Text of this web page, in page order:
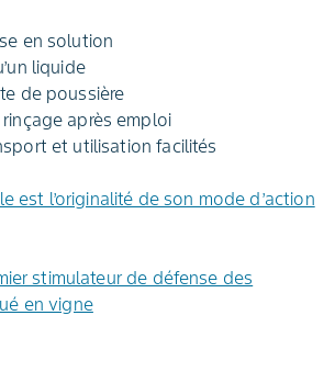
en solution
liquide
de poussière
après emploi
et utilisation facilités
est l’originalité de son mode d’action
stimulateur de défense des
en vigne